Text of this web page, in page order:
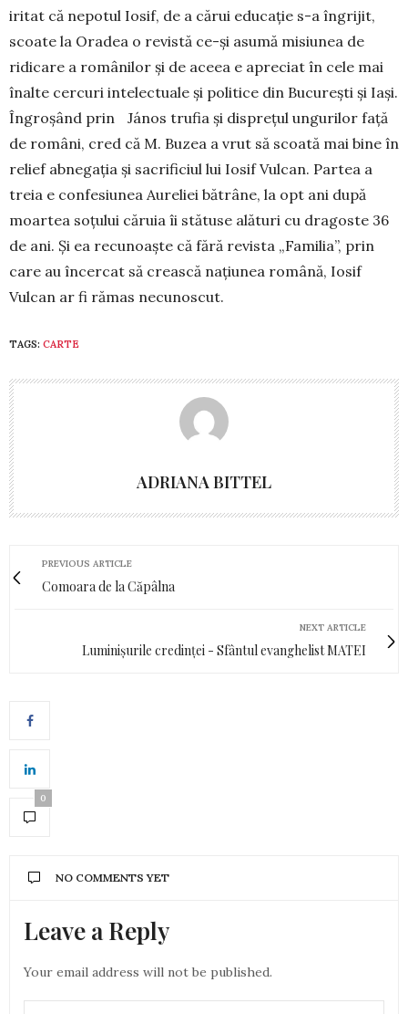
iritat că nepotul Iosif, de a cărui edu­caţie s-a îngrijit,
scoate la Oradea o re­vistă ce-şi asu­mă misiunea de
ridicare a românilor şi de aceea e apreciat în cele mai
înalte cercuri intelec­tuale şi politice din Bucu­reşti şi Iaşi.
Îngro­şând prin János trufia şi dispreţul ungurilor faţă
de ro­mâni, cred că M. Buzea a vrut să scoată mai bine în
relief ab­ne­gaţia şi sacrificiul lui Iosif Vulcan. Partea a
treia e confesiunea Aure­liei bă­trâne, la opt ani după
moar­tea soţului căruia îi stă­tuse alături cu dragoste 36
de ani. Şi ea re­cunoaşte că fără revista „Familia”, prin
care au încercat să crească naţiunea română, Iosif
Vulcan ar fi rămas necunoscut.
TAGS: CARTE
ADRIANA BITTEL
PREVIOUS ARTICLE
Comoara de la Căpâlna
NEXT ARTICLE
Luminișurile credinței - Sfântul evanghelist MATEI
0
NO COMMENTS YET
Leave a Reply
Your email address will not be published.